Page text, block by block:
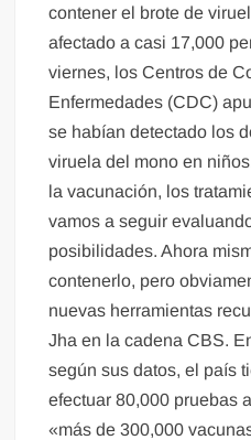
contener el brote de
afectado a casi 17,000
viernes, los Centros de
Enfermedades (CDC)
se habían detectado los
viruela del mono en
la vacunación, los
vamos a seguir
posibilidades. Ahora
contenerlo, pero
nuevas herramientas
Jha en la cadena CBS.
según sus datos, el país
efectuar 80,000 pruebas
«más de 300,000